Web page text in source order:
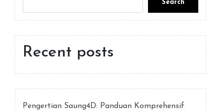
Search
Recent posts
Pengertian Saung4D: Panduan Komprehensif